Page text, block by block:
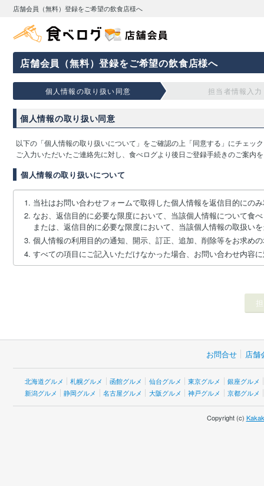
店舗会員（無料）登録をご希望の飲食店様へ
店舗会員（無料）登録をご希望の飲食店様へ
個人情報の取り扱い同意 担当者情報入力
個人情報の取り扱い同意
以下の「個人情報の取り扱いについて」をご確認の上「同意する」にチェッ
ご入力いただいたご連絡先に対し、食べログより後日ご登録手続きのご案内
個人情報の取り扱いについて
当社はお問い合わせフォームで取得した個人情報を返信目的にの
なお、返信目的に必要な限度において、当該個人情報について食
または、返信目的に必要な限度において、当該個人情報の取扱い
個人情報の利用目的の通知、開示、訂正、追加、削除等をお求め
すべての項目にご記入いただけなかった場合、お問い合わせ内容
お問合せ 店舗
北海道グルメ 札幌グルメ 函館グルメ 仙台グルメ 東京グルメ
銀座グルメ
新潟グルメ
静岡グルメ 名古屋グルメ 大阪グルメ 神戸グルメ 京都グルメ
Copyright (c)